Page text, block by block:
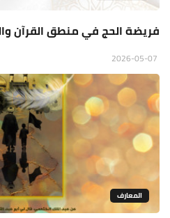
فريضة الحج في منطق القرآن
المعارف